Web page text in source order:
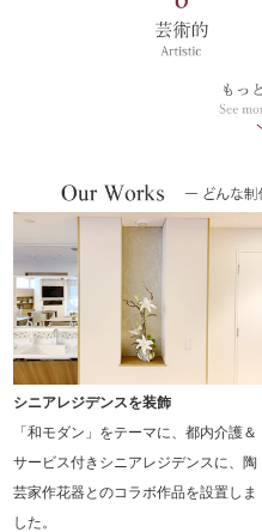
シニアレジデンスを装飾
「和モダン」をテーマに、都内介護＆
サービス付きシニアレジデンスに、陶
芸家作花器とのコラボ作品を設置しま
した。